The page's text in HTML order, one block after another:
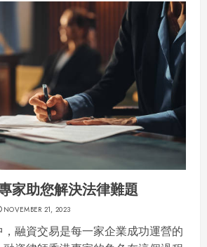
家助您解決法律難題
NOVEMBER 21, 2023
融資交易是每一家企業成功運營的